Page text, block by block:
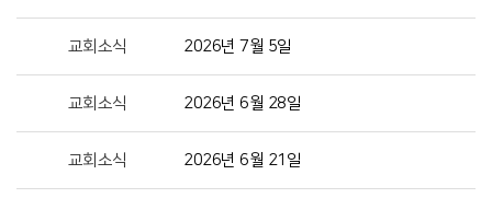
교회소식 2026년 7월 5일
교회소식 2026년 6월 28일
교회소식 2026년 6월 21일